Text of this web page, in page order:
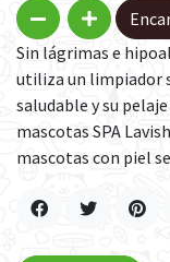
Sin lágrimas e
utiliza un limpiador
saludable y su
mascotas SPA
mascotas con piel